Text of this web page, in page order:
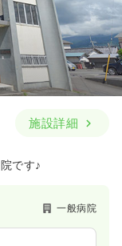
施設詳細
です♪
一般病院